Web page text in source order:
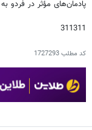
پادمان‌های مؤثر در فردو
311311
کد مطلب1727293